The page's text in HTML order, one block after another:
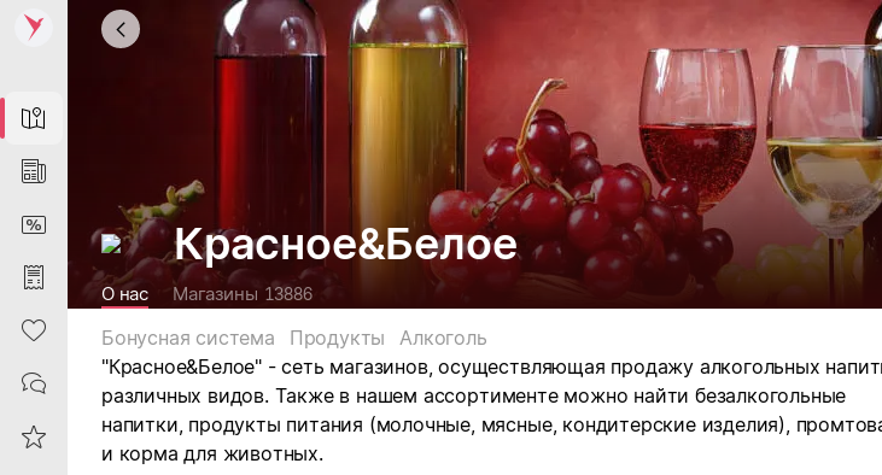
Map
News
DiscountCard
Purchases
Heart
Contacts
Reviews
Красное&Белое
О нас Магазины 13886
Бонусная система Продукты
Алкоголь
"Красное&Белое" - сеть магазинов, осуществляющая продажу алкогольных
различных видов. Также в нашем ассортименте можно найти безалкогольные
напитки, продукты питания (молочные, мясные, кондитерские изделия),
и корма для животных.